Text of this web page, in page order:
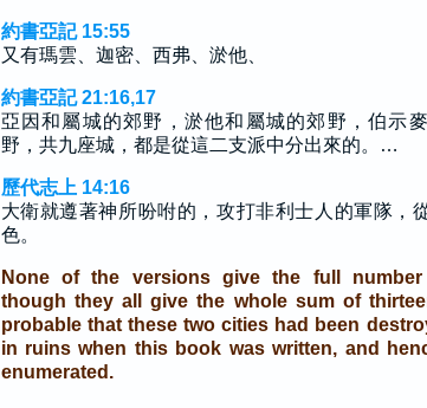
約書亞記 15:55
又有瑪雲、迦密、西弗、淤他、
約書亞記 21:16,17
亞因和屬城的郊野，淤他和屬城的郊野，伯示
野，共九座城，都是從這二支派中分出來的。…
歷代志上 14:16
大衛就遵著神所吩咐的，攻打非利士人的軍隊，
色。
None of the versions give the full
though they all give the whole sum of
probable that these two cities had been
in ruins when this book was written, and
enumerated.